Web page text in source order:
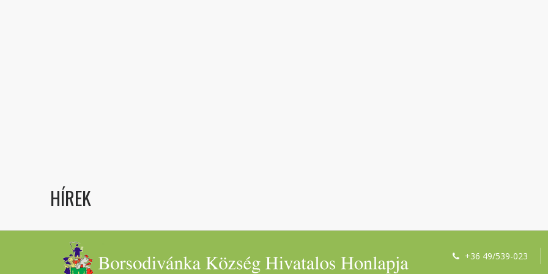
HÍREK
+36 49/539-023